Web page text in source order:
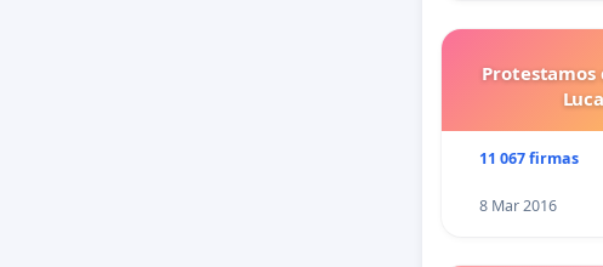
11 067 firmas
8 Mar 2016